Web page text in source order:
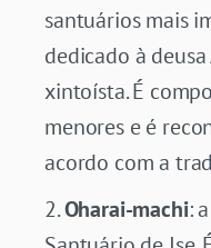
santuários mais
dedicado à
xintoísta. É
menores e é
acordo com a
Oharai-machi: